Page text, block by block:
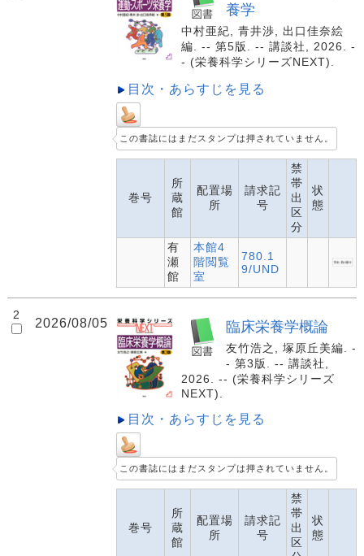
養学
中村亜紀, 青井渉, 出口佳奈絵
編. -- 第5版. -- 講談社, 2026. -
- (栄養科学シリーズNEXT).
目次・あらすじを見る
この書誌にはまだスタンプは押されていません。
巻号
所
蔵
館
配置場
所
請求記
号
禁
帯
出
区
分
状
態
有
瀬
館
本館4
階閲覧
室
780.1
9/UND
2
2026/08/05 臨床栄養学概論
友竹浩之, 塚原丘美編. -
- 第3版. -- 講談社,
2026. -- (栄養科学シリーズ
NEXT).
目次・あらすじを見る
この書誌にはまだスタンプは押されていません。
巻号
所
蔵
館
配置場
所
請求記
号
禁
帯
出
区
状
態